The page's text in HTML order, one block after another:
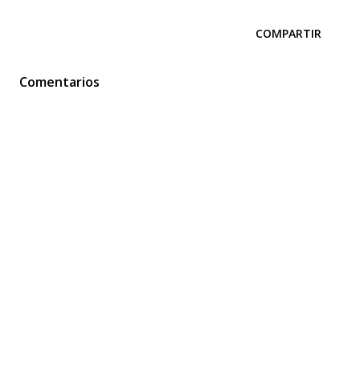
COMPARTIR
Comentarios